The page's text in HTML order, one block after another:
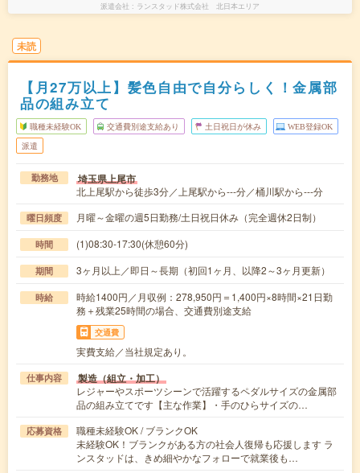
派遣会社 ランスタッド株式会社 北日本エリア
未読
【月27万以上】髪色自由で自分らしく！金属部
品の組み立て
職種未経験OK 交通費別途支給あり 土日祝日が休み WEB登録OK
派遣
勤務地 埼玉県上尾市
北上尾駅から徒歩3分／上尾駅から---分／桶川駅から---分
曜日頻度 月曜～金曜の週5日勤務/土日祝日休み（完全週休2日制）
時間 (1)08:30-17:30(休憩60分)
期間 3ヶ月以上／即日～長期（初回1ヶ月、以降2～3ヶ月更新）
時給
時給1400円／月収例：278,950円＝1,400円×8時間×21日勤
務＋残業25時間の場合、交通費別途支給
交通費
実費支給／当社規定あり。
仕事内容 製造（組立・加工）
レジャーやスポーツシーンで活躍するペダルサイズの金属部
品の組み立てです【主な作業】・手のひらサイズの…
応募資格
職種未経験OK / ブランクOK
未経験OK！ブランクがある方の社会人復帰も応援します ラ
ンスタッドは、きめ細やかなフォローで就業後も…